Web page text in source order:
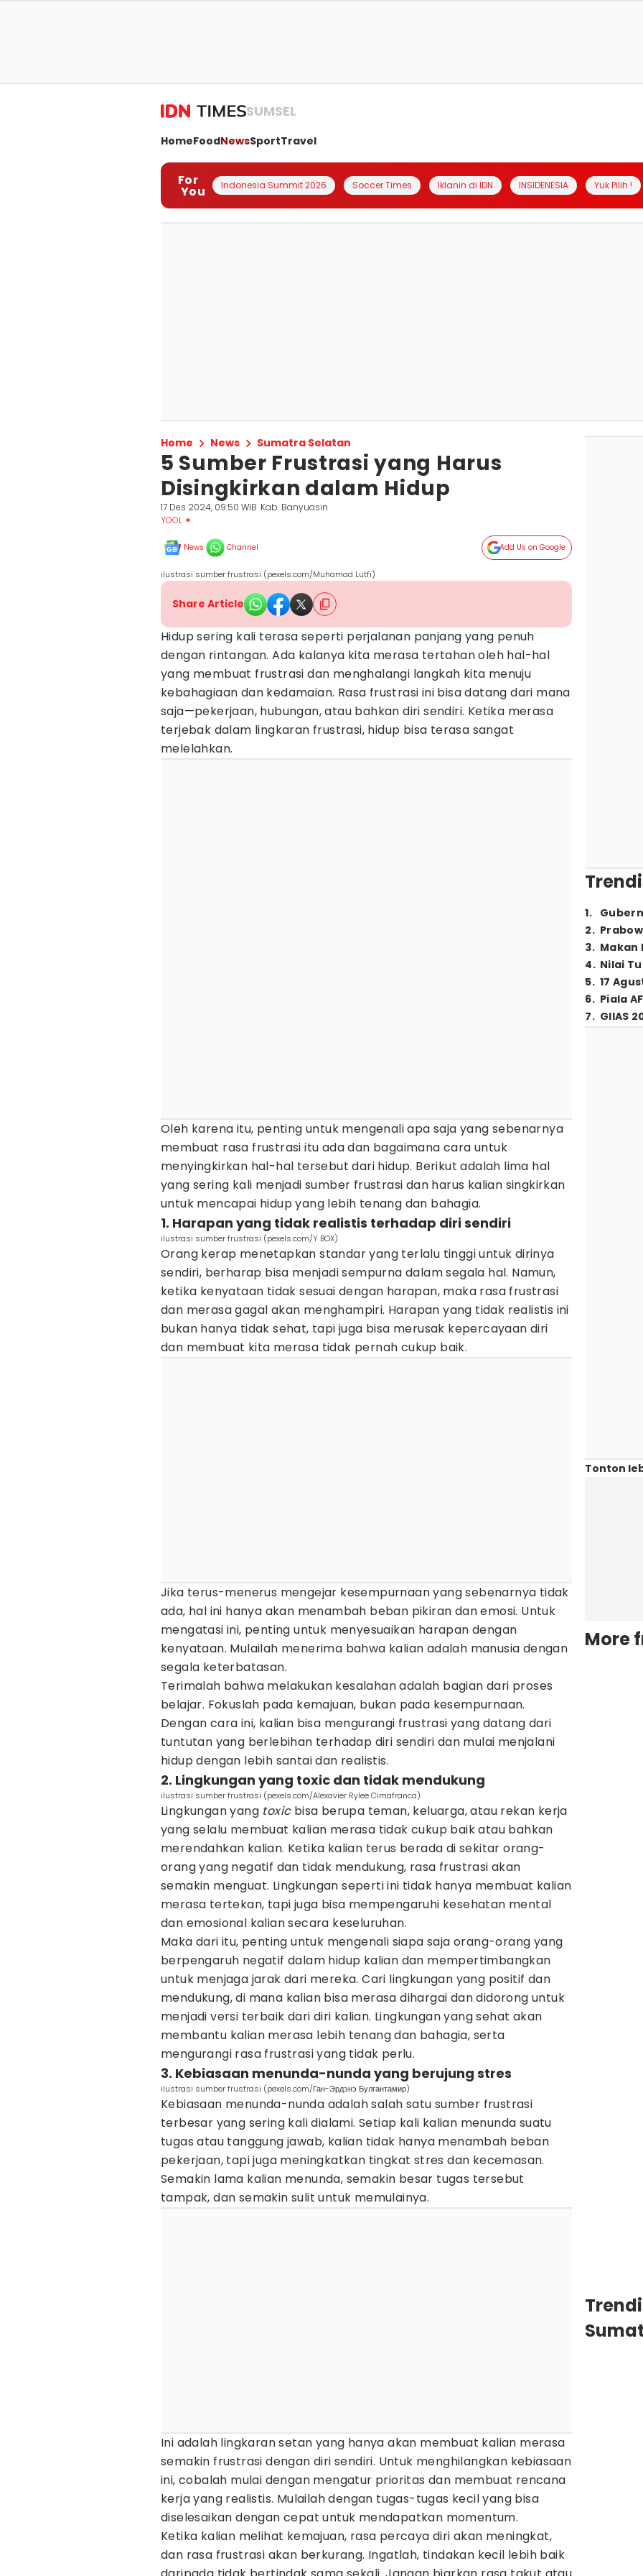
SUMSEL
HomeFoodNewsSportTravel
For
You Indonesia Summit 2026 Soccer Times Iklanin di IDN INSIDENESIA Yuk Pilih !
Home News Sumatra Selatan
5 Sumber Frustrasi yang Harus
Disingkirkan dalam Hidup
17 Des 2024, 09:50 WIB Kab. Banyuasin
YOOL ✶
News Channel Add Us on Google
ilustrasi sumber frustrasi (pexels.com/Muhamad Lutfi)
Share Article
Hidup sering kali terasa seperti perjalanan panjang yang penuh
dengan rintangan. Ada kalanya kita merasa tertahan oleh hal-hal
yang membuat frustrasi dan menghalangi langkah kita menuju
kebahagiaan dan kedamaian. Rasa frustrasi ini bisa datang dari mana
saja—pekerjaan, hubungan, atau bahkan diri sendiri. Ketika merasa
terjebak dalam lingkaran frustrasi, hidup bisa terasa sangat
melelahkan.
Oleh karena itu, penting untuk mengenali apa saja yang sebenarnya
membuat rasa frustrasi itu ada dan bagaimana cara untuk
menyingkirkan hal-hal tersebut dari hidup. Berikut adalah lima hal
yang sering kali menjadi sumber frustrasi dan harus kalian singkirkan
untuk mencapai hidup yang lebih tenang dan bahagia.
1. Harapan yang tidak realistis terhadap diri sendiri
ilustrasi sumber frustrasi (pexels.com/Y BOX)
Orang kerap menetapkan standar yang terlalu tinggi untuk dirinya
sendiri, berharap bisa menjadi sempurna dalam segala hal. Namun,
ketika kenyataan tidak sesuai dengan harapan, maka rasa frustrasi
dan merasa gagal akan menghampiri. Harapan yang tidak realistis ini
bukan hanya tidak sehat, tapi juga bisa merusak kepercayaan diri
dan membuat kita merasa tidak pernah cukup baik.
Jika terus-menerus mengejar kesempurnaan yang sebenarnya tidak
ada, hal ini hanya akan menambah beban pikiran dan emosi. Untuk
mengatasi ini, penting untuk menyesuaikan harapan dengan
kenyataan. Mulailah menerima bahwa kalian adalah manusia dengan
segala keterbatasan.
Terimalah bahwa melakukan kesalahan adalah bagian dari proses
belajar. Fokuslah pada kemajuan, bukan pada kesempurnaan.
Dengan cara ini, kalian bisa mengurangi frustrasi yang datang dari
tuntutan yang berlebihan terhadap diri sendiri dan mulai menjalani
hidup dengan lebih santai dan realistis.
2. Lingkungan yang toxic dan tidak mendukung
ilustrasi sumber frustrasi (pexels.com/Alexavier Rylee Cimafranca)
Lingkungan yang toxicbisa berupa teman, keluarga, atau rekan kerja
yang selalu membuat kalian merasa tidak cukup baik atau bahkan
merendahkan kalian. Ketika kalian terus berada di sekitar orang-
orang yang negatif dan tidak mendukung, rasa frustrasi akan
semakin menguat. Lingkungan seperti ini tidak hanya membuat kalian
merasa tertekan, tapi juga bisa mempengaruhi kesehatan mental
dan emosional kalian secara keseluruhan.
Maka dari itu, penting untuk mengenali siapa saja orang-orang yang
berpengaruh negatif dalam hidup kalian dan mempertimbangkan
untuk menjaga jarak dari mereka. Cari lingkungan yang positif dan
mendukung, di mana kalian bisa merasa dihargai dan didorong untuk
menjadi versi terbaik dari diri kalian. Lingkungan yang sehat akan
membantu kalian merasa lebih tenang dan bahagia, serta
mengurangi rasa frustrasi yang tidak perlu.
3. Kebiasaan menunda-nunda yang berujung stres
ilustrasi sumber frustrasi (pexels.com/Ган-Эрдэнэ Булгантамир)
Kebiasaan menunda-nunda adalah salah satu sumber frustrasi
terbesar yang sering kali dialami. Setiap kali kalian menunda suatu
tugas atau tanggung jawab, kalian tidak hanya menambah beban
pekerjaan, tapi juga meningkatkan tingkat stres dan kecemasan.
Semakin lama kalian menunda, semakin besar tugas tersebut
tampak, dan semakin sulit untuk memulainya.
Ini adalah lingkaran setan yang hanya akan membuat kalian merasa
semakin frustrasi dengan diri sendiri. Untuk menghilangkan kebiasaan
ini, cobalah mulai dengan mengatur prioritas dan membuat rencana
kerja yang realistis. Mulailah dengan tugas-tugas kecil yang bisa
diselesaikan dengan cepat untuk mendapatkan momentum.
Ketika kalian melihat kemajuan, rasa percaya diri akan meningkat,
dan rasa frustrasi akan berkurang. Ingatlah, tindakan kecil lebih baik
1.
2.
3. Makan
4. Nilai
5. 17
6. Piala
7. GIIAS
Tonton
More